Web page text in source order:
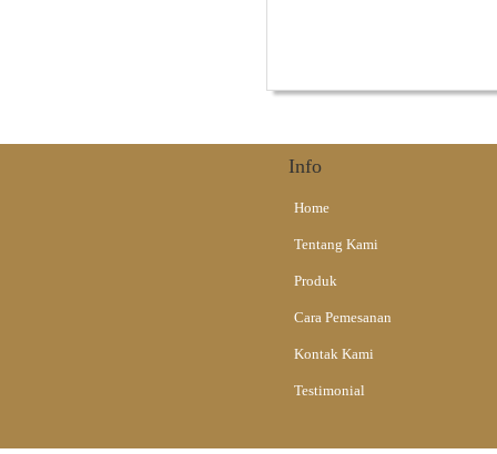
Alat Musik Tradisional
Info
Home
Tentang Kami
Produk
Cara Pemesanan
Kontak Kami
Testimonial